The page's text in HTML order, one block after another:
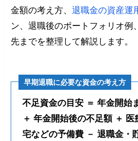
金額の考え方、退職金の資産運
ン、退職後のポートフォリオ例
先までを整理して解説します。
早期退職に必要な資金の考え方
不足資金の目安 ＝ 年金開始
＋ 年金開始後の不足額 ＋ 医
宅などの予備費 － 退職金・